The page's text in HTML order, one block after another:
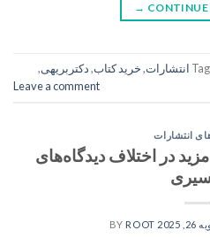
CONTINUE
→
انتشارات,خرید کتاب,دکتربریهی,
Leave a comment
انتشارات
در اختلاف دیدگاه‌های
2025
ROOT